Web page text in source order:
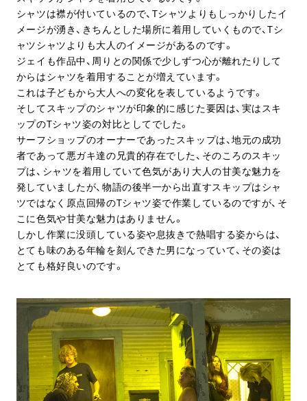
シャツは襟が付いているので、Tシャツよりもしっかりしたイ
メージが湧き、きちんとした場所に着用していくもので、Tシ
ャツシャツよりも大人のイメージがあるのです。
ジェイも作品中、周りとの関係で少しずつ心が離れたりして
からはシャツを着用することが増えています。
これは子どもから大人への変化を表しているようです。
そしてスキップのシャツが印象的に感じた要因は、実はスキ
ップのTシャツ姿の対比としてでした。
サーフショップのオーナーであったスキップは、地元の成功
者であって悪ガキ達の兄貴的存在でした、そのころのスキッ
プは、シャツを着用していて色気があり大人の甘美な魅力を
発していましたが、物語の後半一から出直すスキップはシャ
ツではなく原点回帰のTシャツ姿で作業しているのですが、そ
こに色気や甘美な魅力はありません。
しかし作業に没頭している姿や息抜きで熱唱する姿からは、
とても味のある年輪を刻んできた男になっていて、その姿は
とても格好良いのです。